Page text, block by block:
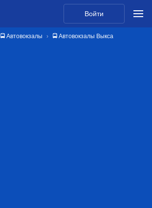
Войти
🚍 Автовокзалы 🚍 Автовокзалы Выкса